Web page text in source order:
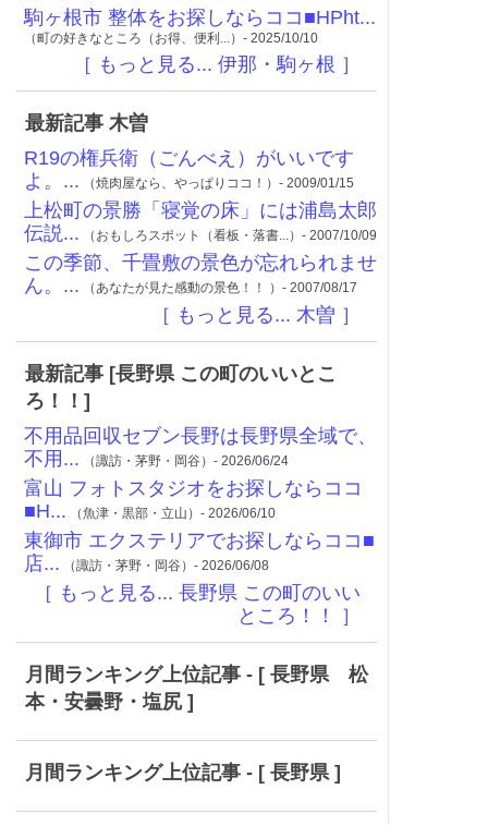
駒ヶ根市 整体をお探しならココ■HPht...
（町の好きなところ（お得、便利...）- 2025/10/10
［ もっと見る... 伊那・駒ヶ根 ］
最新記事 木曽
R19の権兵衛（ごんべえ）がいいです
よ。... （焼肉屋なら、やっぱりココ！）- 2009/01/15
上松町の景勝「寝覚の床」には浦島太郎
伝説... （おもしろスポット（看板・落書...）- 2007/10/09
この季節、千畳敷の景色が忘れられませ
ん。... （あなたが見た感動の景色！！ ）- 2007/08/17
［ もっと見る... 木曽 ］
最新記事 [長野県 この町のいいとこ
ろ！！]
不用品回収セブン長野は長野県全域で、
不用... （諏訪・茅野・岡谷）- 2026/06/24
富山 フォトスタジオをお探しならココ
■H... （魚津・黒部・立山）- 2026/06/10
東御市 エクステリアでお探しならココ■
店... （諏訪・茅野・岡谷）- 2026/06/08
［ もっと見る... 長野県 この町のいい
ところ！！ ］
月間ランキング上位記事 - [ 長野県 松
本・安曇野・塩尻 ]
月間ランキング上位記事 - [ 長野県 ]